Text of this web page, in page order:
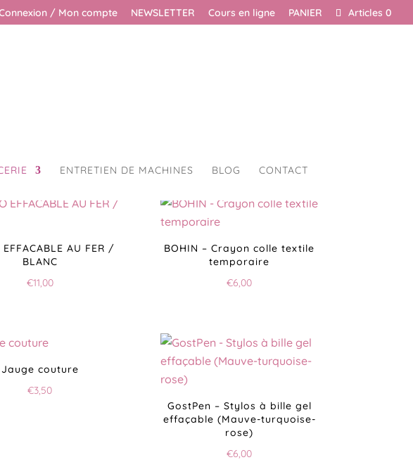
/ Mon compte NEWSLETTER Cours en ligne PANIER Articles 0
ENTRETIEN DE MACHINES BLOG CONTACT
EFFACABLE AU FER /
BLANC
€11,00
BOHIN – Crayon colle textile
temporaire
€6,00
Jauge couture
€3,50
GostPen – Stylos à bille gel
effaçable (Mauve-turquoise-
rose)
€6,00